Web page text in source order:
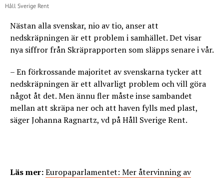
Håll Sverige Rent
Nästan alla svenskar, nio av tio, anser att
nedskräpningen är ett problem i samhället. Det visar
nya siffror från Skräprapporten som släpps senare i vår.
– En förkrossande majoritet av svenskarna tycker att
nedskräpningen är ett allvarligt problem och vill göra
något åt det. Men ännu fler måste inse sambandet
mellan att skräpa ner och att haven fylls med plast,
säger Johanna Ragnartz, vd på Håll Sverige Rent.
Läs mer:Europaparlamentet: Mer återvinning av